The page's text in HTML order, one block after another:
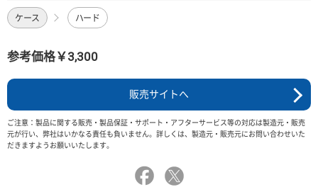
ケース ハード
参考価格￥3,300
販売サイトへ
ご注意：製品に関する販売・製品保証・サポート・アフターサービス等の対応は製造元・販売
元が行い、弊社はいかなる責任も負いません。詳しくは、製造元・販売元にお問い合わせいた
だきますようお願いいたします。